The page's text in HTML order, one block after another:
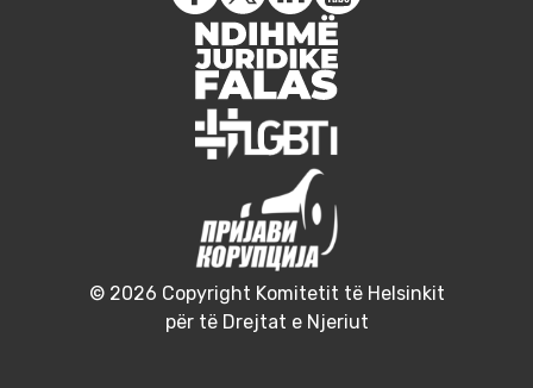
© 2026 Copyright Komitetit të Helsinkit
për të Drejtat e Njeriut